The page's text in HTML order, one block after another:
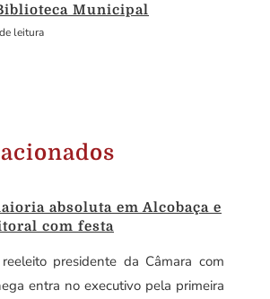
Municipal
leitura
absoluta em Alcobaça e
com festa
presidente da Câmara com
entra no executivo pela primeira